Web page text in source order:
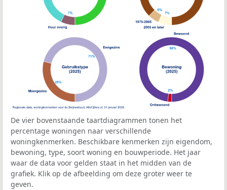
De vier bovenstaande taartdiagrammen tonen het
percentage woningen naar verschillende
woningkenmerken. Beschikbare kenmerken zijn eigendom,
bewoning, type, soort woning en bouwperiode. Het jaar
waar de data voor gelden staat in het midden van de
grafiek. Klik op de afbeelding om deze groter weer te
geven.